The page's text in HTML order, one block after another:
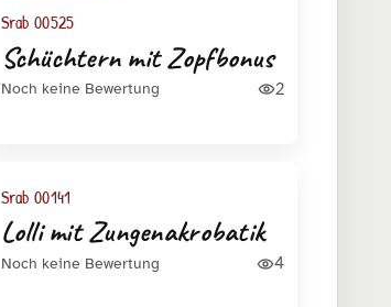
Srab 00525
Schüchtern mit Zopfbonus
Noch keine Bewertung 2
Srab 00141
Lolli mit Zungenakrobatik
Noch keine Bewertung 4